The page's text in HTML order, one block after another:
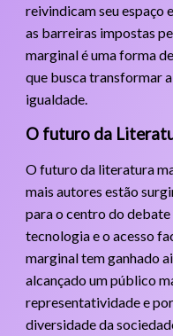
reivindicam seu espaço
as barreiras impostas
marginal é uma forma
que busca transformar
igualdade.
O futuro da
O futuro da literatura
mais autores estão
para o centro do
tecnologia e o acesso
marginal tem ganhado
alcançado um público
representatividade e
diversidade da